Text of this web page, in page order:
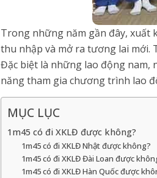
Trong những năm gần đây, xuất
thu nhập và mở ra tương lai mới.
Đặc biệt là những lao động nam,
năng tham gia chương trình lao
MỤC LỤC
1m45 có đi XKLĐ được không?
1m45 có đi XKLĐ Nhật được không?
1m45 có đi XKLĐ Đài Loan được
1m45 có đi XKLĐ Hàn Quốc được